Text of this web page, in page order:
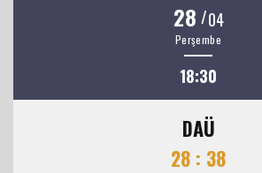
28 /04
Perşembe
18:30
DAÜ
28 : 38